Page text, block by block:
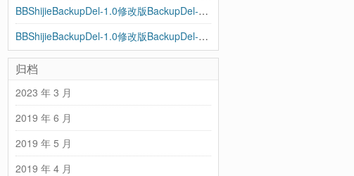
BBShijieBackupDel-1.0修改版BackupDel-2.0到来，增加支持SSH - 忽见博
BBShijieBackupDel-1.0修改版BackupDel-2.0到来，增加支持SSH | 忽见博
归档
2023 年 3 月
2019 年 6 月
2019 年 5 月
2019 年 4 月